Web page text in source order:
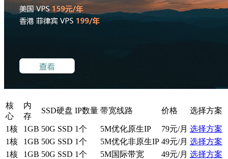
核
心
内
存
SSD硬盘 IP数量 带宽线路 价格 选择方案
1核 1GB 50G SSD 1个 5M优化原生IP 79元/月 选择方案
1核
1GB 50G SSD 1个 5M优化非原生IP 49元/月 选择方案
1核
1GB 50G SSD 1个 5M国际带宽 49元/月 选择方案